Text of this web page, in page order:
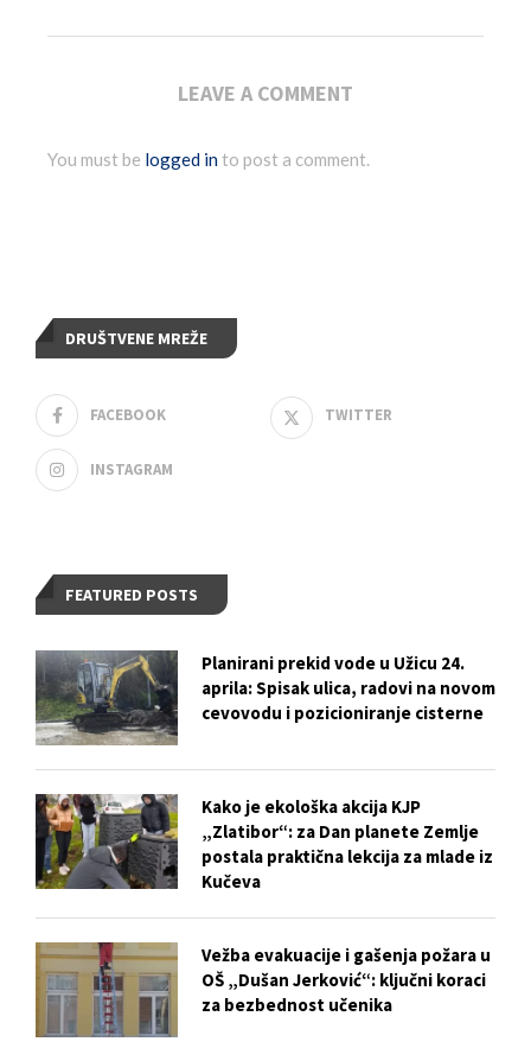
LEAVE A COMMENT
You must be logged into post a comment.
DRUŠTVENE MREŽE
FACEBOOK TWITTER
INSTAGRAM
FEATURED POSTS
Planirani prekid vode u Užicu 24.
aprila: Spisak ulica, radovi na novom
cevovodu i pozicioniranje cisterne
Kako je ekološka akcija KJP
„Zlatibor“: za Dan planete Zemlje
postala praktična lekcija za mlade iz
Kučeva
Vežba evakuacije i gašenja požara u
OŠ „Dušan Jerković“: ključni koraci
za bezbednost učenika